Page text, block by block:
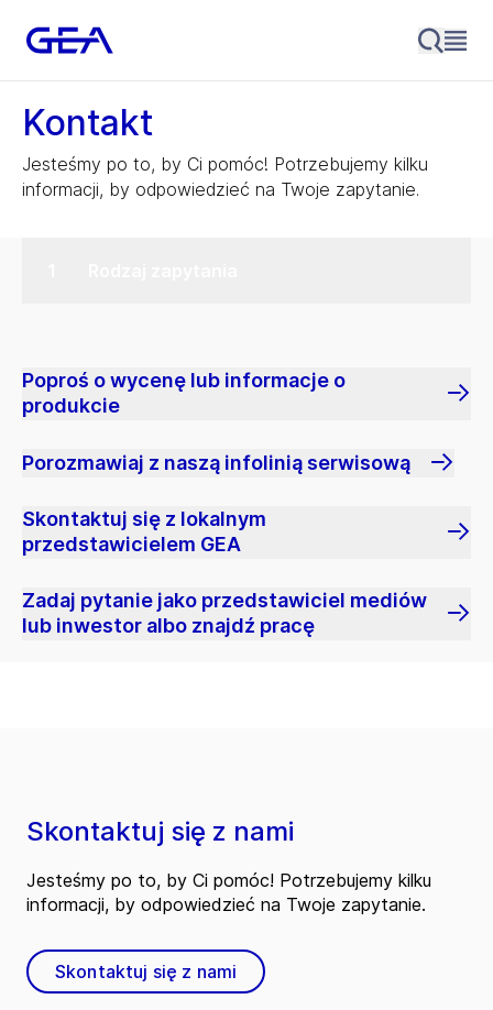
Kontakt
Jesteśmy po to, by Ci pomóc! Potrzebujemy kilku
informacji, by odpowiedzieć na Twoje zapytanie.
Poproś o wycenę lub informacje o
produkcie
Porozmawiaj z naszą infolinią serwisową
Skontaktuj się z lokalnym
przedstawicielem GEA
Zadaj pytanie jako przedstawiciel mediów
lub inwestor albo znajdź pracę
Skontaktuj się z nami
Jesteśmy po to, by Ci pomóc! Potrzebujemy kilku
informacji, by odpowiedzieć na Twoje zapytanie.
Skontaktuj się z nami